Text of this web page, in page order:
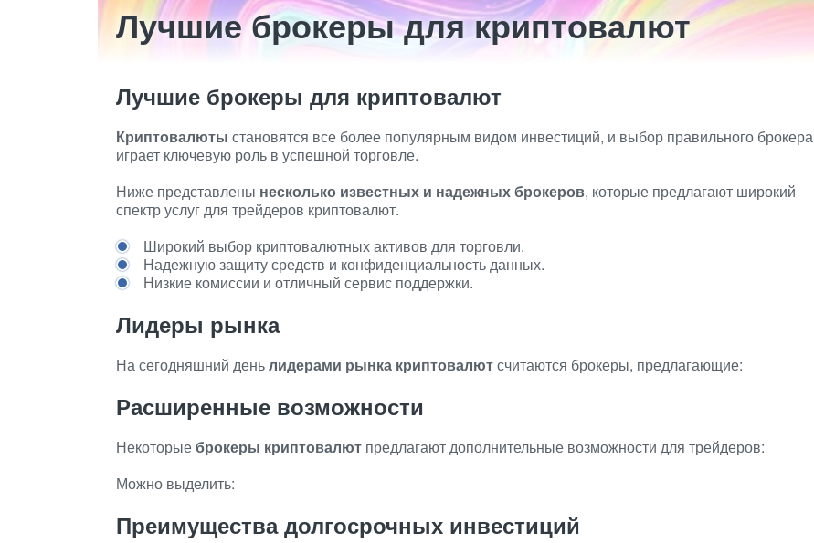
Лучшие брокеры для криптовалют
Лучшие брокеры для криптовалют
Криптовалюты становятся все более популярным видом инвестиций, и выбор правильного брокера
играет ключевую роль в успешной торговле.
Ниже представлены несколько известных и надежных брокеров, которые предлагают широкий
спектр услуг для трейдеров криптовалют.
Широкий выбор криптовалютных активов для торговли.
Надежную защиту средств и конфиденциальность данных.
Низкие комиссии и отличный сервис поддержки.
Лидеры рынка
На сегодняшний деньлидерами рынка криптовалютсчитаются брокеры, предлагающие:
Расширенные возможности
Некоторыеброкеры криптовалют предлагают дополнительные возможности для трейдеров:
Можно выделить:
Преимущества долгосрочных инвестиций